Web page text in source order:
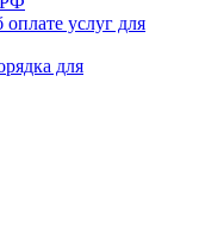
услуг для
для